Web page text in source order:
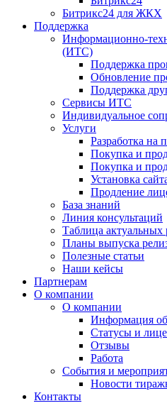
Битрикс24 для ЖКХ
Поддержка
Информационно-
(ИТС)
Поддержка
Обновление
Поддержка
Сервисы ИТС
Индивидуальное
Услуги
Разработка на
Покупка и
Покупка и
Установка
Продление
База знаний
Линия консультаций
Таблица актуальных
Планы выпуска
Полезные статьи
Наши кейсы
Партнерам
О компании
О компании
Информация
Статусы и
Отзывы
Работа
События и
Новости
Контакты